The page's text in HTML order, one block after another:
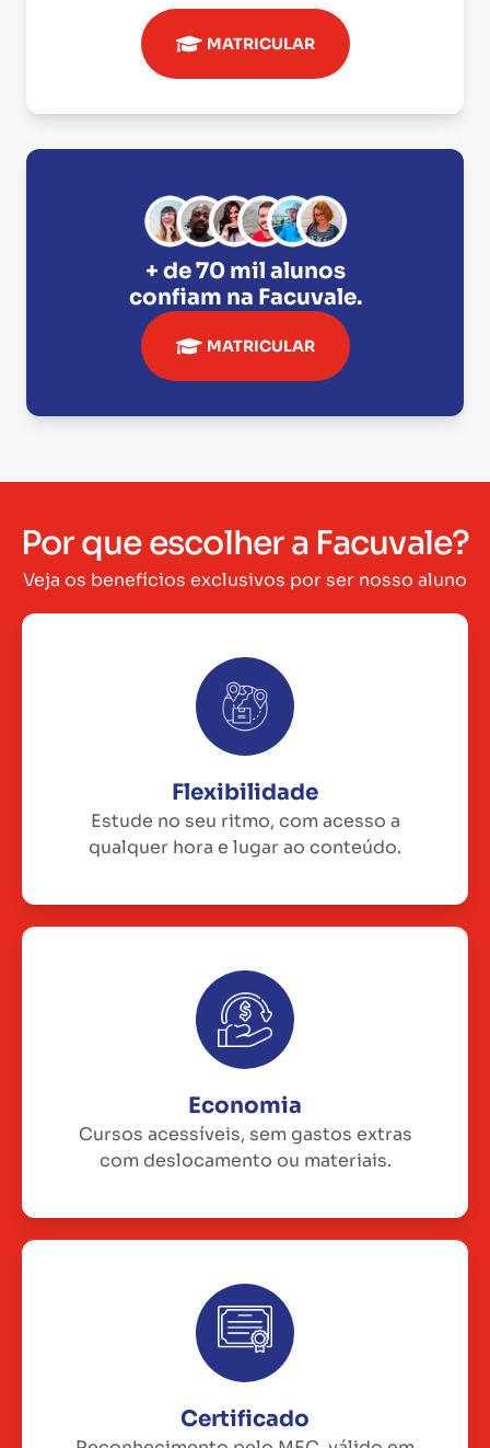
MATRICULAR
+ de 70 mil alunos
confiam na Facuvale.
MATRICULAR
Por que escolher a Facuvale?
Veja os benefícios exclusivos por ser nosso aluno
Flexibilidade
Estude no seu ritmo, com acesso a
qualquer hora e lugar ao conteúdo.
Economia
Cursos acessíveis, sem gastos extras
com deslocamento ou materiais.
Certificado